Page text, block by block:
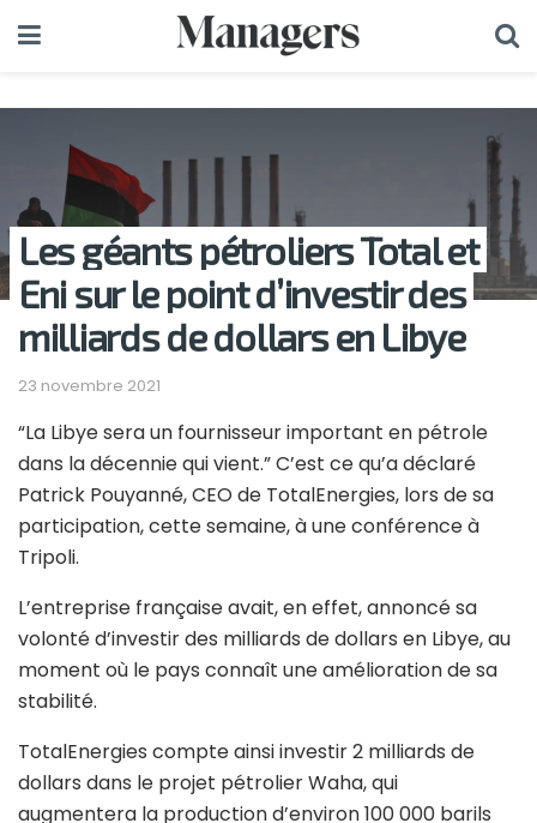
Les géants pétroliers Total et
Eni sur le point d’investir des
milliards de dollars en Libye
23 novembre 2021
“La Libye sera un fournisseur important en pétrole
dans la décennie qui vient.” C’est ce qu’a déclaré
Patrick Pouyanné, CEO de TotalEnergies, lors de sa
participation, cette semaine, à une conférence à
Tripoli.
L’entreprise française avait, en effet, annoncé sa
volonté d’investir des milliards de dollars en Libye, au
moment où le pays connaît une amélioration de sa
stabilité.
TotalEnergies compte ainsi investir 2 milliards de
dollars dans le projet pétrolier Waha, qui
augmentera la production d’environ 100 000 barils